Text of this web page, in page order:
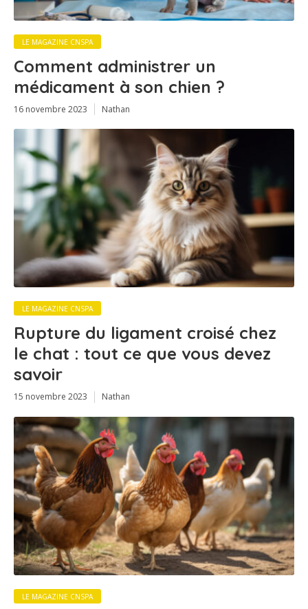
LE MAGAZINE CNSPA
Comment administrer un
médicament à son chien ?
16 novembre 2023 Nathan
LE MAGAZINE CNSPA
Rupture du ligament croisé chez
le chat : tout ce que vous devez
savoir
15 novembre 2023 Nathan
LE MAGAZINE CNSPA